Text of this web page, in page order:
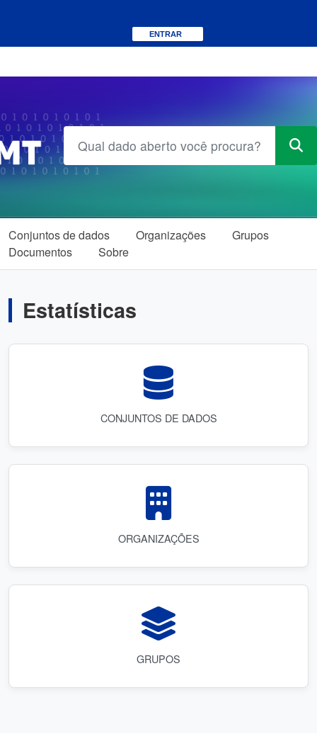
ENTRAR
Conjuntos de dados Organizações
Grupos
Documentos
Sobre
Estatísticas
CONJUNTOS DE DADOS
ORGANIZAÇÕES
GRUPOS